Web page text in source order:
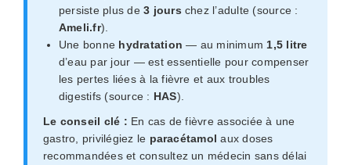
persiste plus de3 jours chez l’adulte (source :
Ameli.fr).
Une bonne hydratation — au minimum 1,5 litre
d’eau par jour — est essentielle pour compenser
les pertes liées à la fièvre et aux troubles
digestifs (source : HAS).
Le conseil clé : En cas de fièvre associée à une
gastro, privilégiez le paracétamol aux doses
recommandées et consultez un médecin sans délai